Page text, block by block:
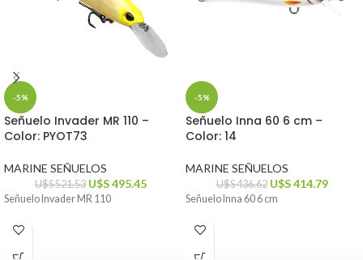
-5%
Señuelo Invader MR 110 –
Color: PYOT73
MARINE SEÑUELOS
U$S521.53 U$S495.45
Señuelo Invader MR 110
-5%
Señuelo Inna 60 6 cm –
Color: 14
MARINE SEÑUELOS
U$S436.62 U$S414.79
Señuelo Inna 60 6 cm